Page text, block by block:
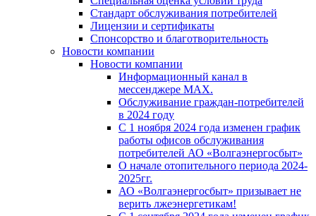
Стандарт обслуживания потребителей
Лицензии и сертификаты
Спонсорство и благотворительность
Новости компании
Новости компании
Информационный канал в
мессенджере MAX.
Обслуживание граждан-потребителей
в 2024 году
С 1 ноября 2024 года изменен график
работы офисов обслуживания
потребителей АО «Волгаэнергосбыт»
О начале отопительного периода 2024-
2025гг.
АО «Волгаэнергосбыт» призывает не
верить лжеэнергетикам!